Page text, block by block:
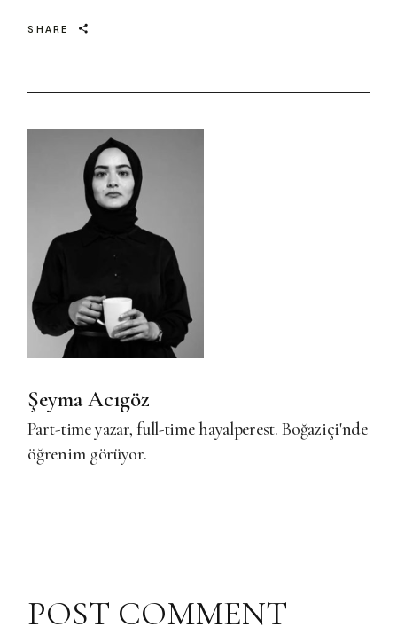
SHARE
Şeyma Acıgöz
Part-time yazar, full-time hayalperest. Boğaziçi'nde
öğrenim görüyor.
POST COMMENT